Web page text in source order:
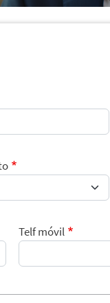
Telf móvil